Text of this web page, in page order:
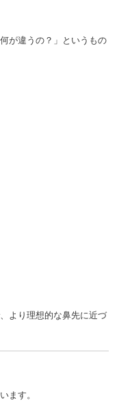
が違うの？」というもの
より理想的な鼻先に近づ
ます。